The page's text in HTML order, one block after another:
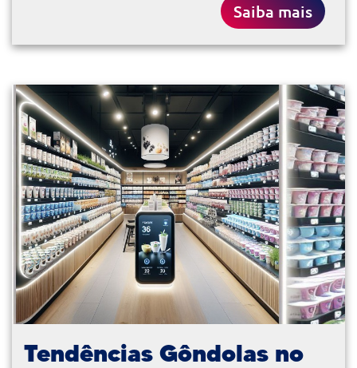
Saiba mais
Tendências Gôndolas no